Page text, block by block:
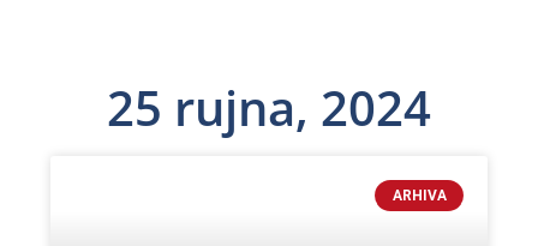
25 rujna, 2024
ARHIVA